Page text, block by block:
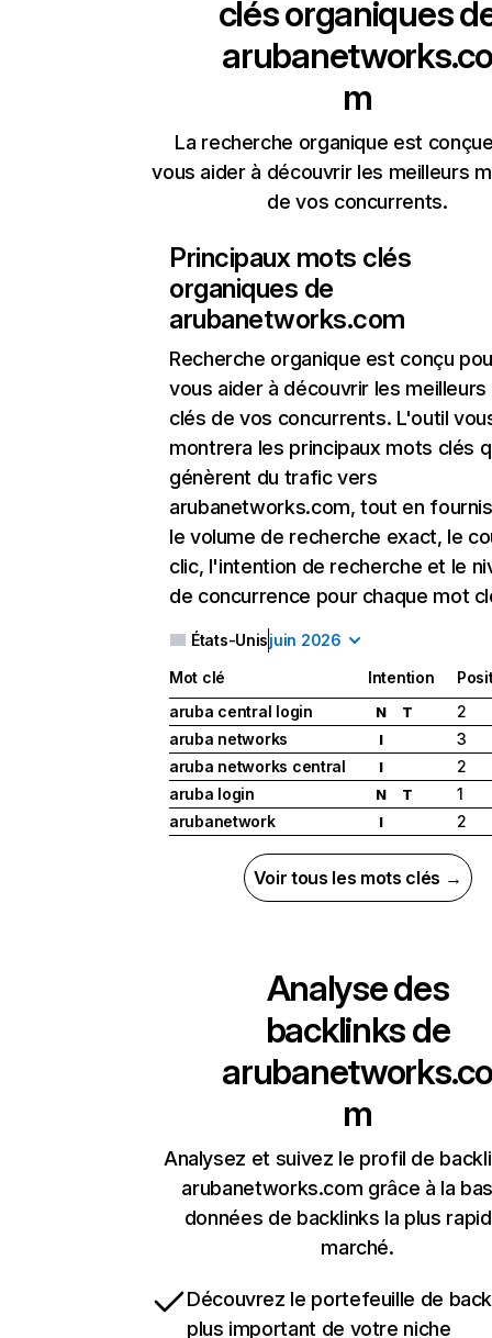
clés organiques
arubanetworks.co
m
La recherche organique est
vous aider à découvrir les meilleurs
de vos concurrents.
Principaux mots clés
organiques de
arubanetworks.com
Recherche organique est conçu
vous aider à découvrir les
clés de vos concurrents. L'outil
montrera les principaux mots clés
génèrent du trafic vers
arubanetworks.com, tout en
le volume de recherche exact, le
clic, l'intention de recherche et le
de concurrence pour chaque mot
États-Unisjuin 2026
Mot clé Intention
aruba central login
N T
2
aruba networks
I
3
aruba networks central
I
2
aruba login
N T
1
arubanetwork
I 2
Voir tous les mots clés →
Analyse des
backlinks de
arubanetworks.co
m
Analysez et suivez le profil de
arubanetworks.com grâce à la
données de backlinks la plus
marché.
Découvrez le portefeuille de
plus important de votre niche